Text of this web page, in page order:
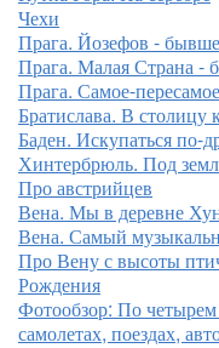
Чехи
Прага. Йозефов -
Прага. Малая Страна -
Прага. Самое-пересамое
Братислава. В столицу
Баден. Искупаться по-
Хинтербрюль. Под
Про австрийцев
Вена. Мы в деревне
Вена. Самый
Про Вену с высоты
Рождения
Фотообзор: По
самолетах, поездах,